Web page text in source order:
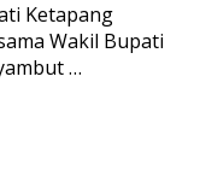
Ketapang
Wakil Bupati
…